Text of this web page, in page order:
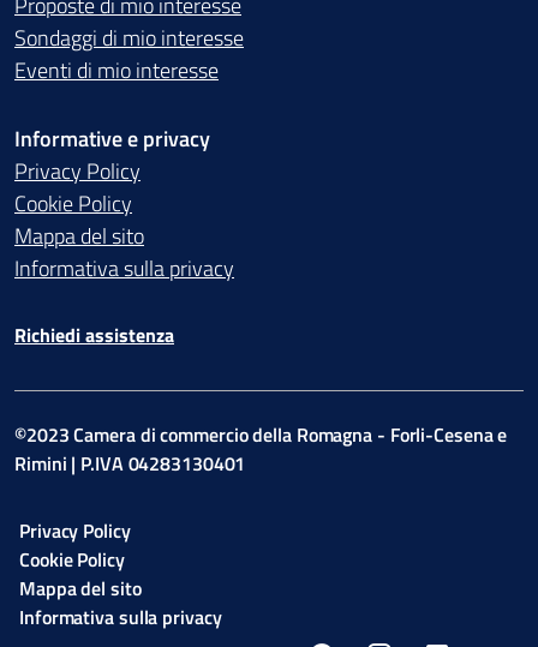
Sondaggi di mio interesse
Eventi di mio interesse
Informative e privacy
Privacy Policy
Cookie Policy
Mappa del sito
Informativa sulla privacy
Richiedi assistenza
©2023 Camera di commercio della Romagna - Forli-Cesena e
Rimini | P.IVA 04283130401
Privacy Policy
Cookie Policy
Mappa del sito
Informativa sulla privacy